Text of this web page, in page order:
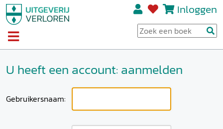
Inloggen
U heeft een account: aanmelden
Gebruikersnaam: